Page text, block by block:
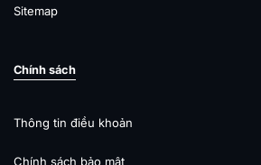
Sitemap
Chính sách
Thông tin điều khoản
Chính sách bảo mật